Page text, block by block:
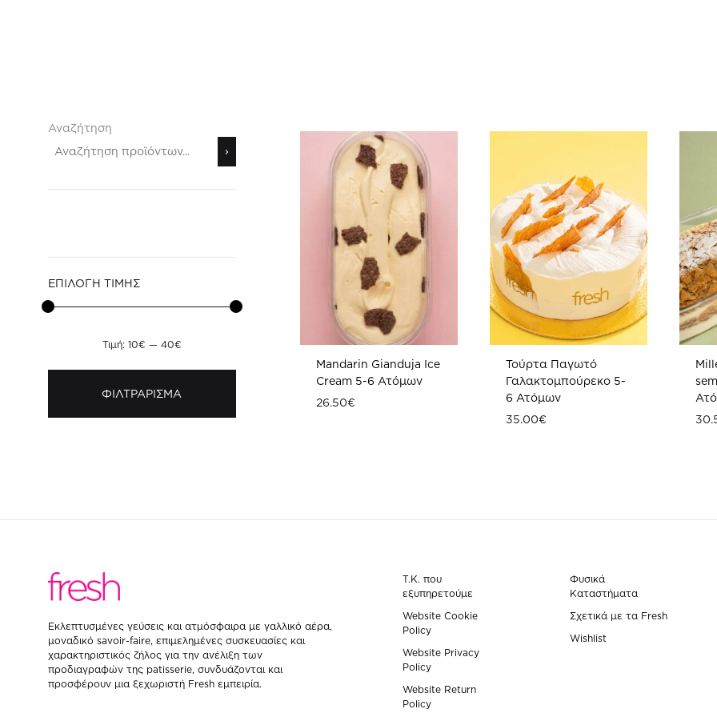
Mandarin Gianduja Ice
Cream 5-6 Ατόμων
26.50€
Τούρτα Παγωτό
Γαλακτομπούρεκο 5-
6 Ατόμων
35.00€
ΣΤΗ
Αναζήτηση
ΕΠΙΛΟΓΗ ΤΙΜΗΣ
ΦΙΛΤΡΑΡΙΣΜΑ
Τιμή: 10€ — 40€
Eκλεπτυσμένες γεύσεις και ατμόσφαιρα με γαλλικό αέρα,
μοναδικό savoir-faire, επιμελημένες συσκευασίες και
χαρακτηριστικός ζήλος για την ανέλιξη των
προδιαγραφών της patisserie, συνδυάζονται και
προσφέρουν μια ξεχωριστή Fresh εμπειρία.
Τ.Κ. που
εξυπηρετούμε
Website Cookie
Policy
Website Privacy
Policy
Website Return
Policy
Φυσικά
Καταστήματα
Σχετικά με τα Fresh
Wishlist